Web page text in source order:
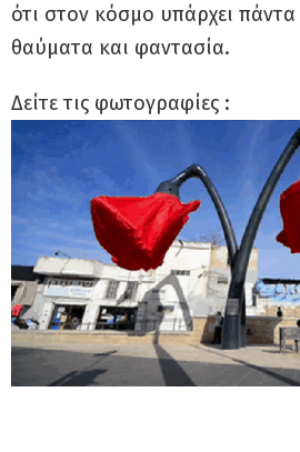
ότι στον κόσμο υπάρχει πάντα
θαύματα και φαντασία.
Δείτε τις φωτογραφίες :